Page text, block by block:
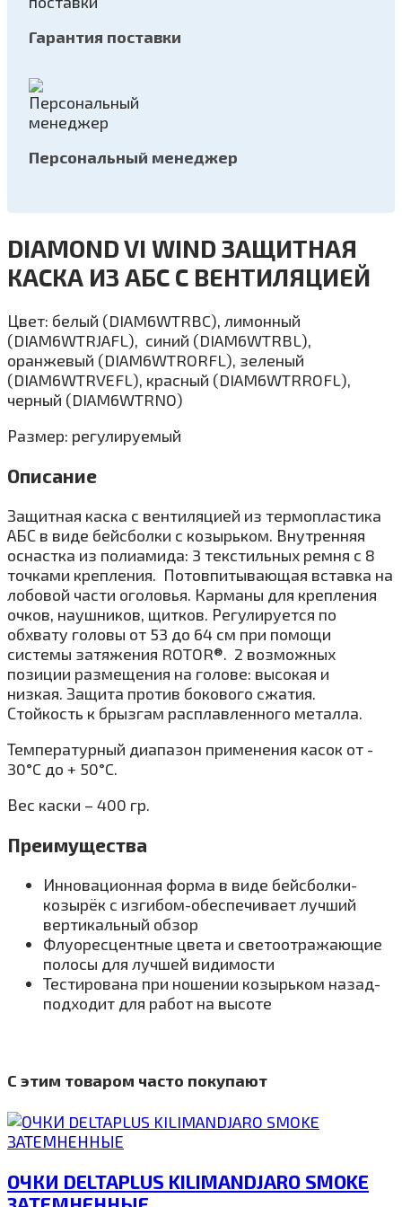
Гарантия поставки
Персональный менеджер
DIAMOND VI WIND ЗАЩИТНАЯ
КАСКА ИЗ АБС С ВЕНТИЛЯЦИЕЙ
Цвет: белый (DIAM6WTRBC), лимонный
(DIAM6WTRJAFL), синий (DIAM6WTRBL),
оранжевый (DIAM6WTRORFL), зеленый
(DIAM6WTRVEFL), красный (DIAM6WTRROFL),
черный (DIAM6WTRNO)
Размер: регулируемый
Описание
Защитная каска с вентиляцией из термопластика
АБС в виде бейсболки с козырьком. Внутренняя
оснастка из полиамида: 3 текстильных ремня с 8
точками крепления. Потовпитывающая вставка на
лобовой части оголовья. Карманы для крепления
очков, наушников, щитков. Регулируется по
обхвату головы от 53 до 64 см при помощи
системы затяжения ROTOR®. 2 возможных
позиции размещения на голове: высокая и
низкая. Защита против бокового сжатия.
Стойкость к брызгам расплавленного металла.
Температурный диапазон применения касок от -
30°C до + 50°C.
Вес каски – 400 гр.
Преимущества
Инновационная форма в виде бейсболки-
козырёк с изгибом-обеспечивает лучший
вертикальный обзор
Флуоресцентные цвета и светоотражающие
полосы для лучшей видимости
Тестирована при ношении козырьком назад-
подходит для работ на высоте
С этим товаром часто покупают
ОЧКИ DELTAPLUS KILIMANDJARO SMOKE